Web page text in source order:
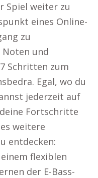
Spiel weiter zu
eines Online-
zu
Noten und
Schritten zum
Egal, wo du
jederzeit auf
Fortschritte
weitere
entdecken:
flexiblen
der E-Bass-